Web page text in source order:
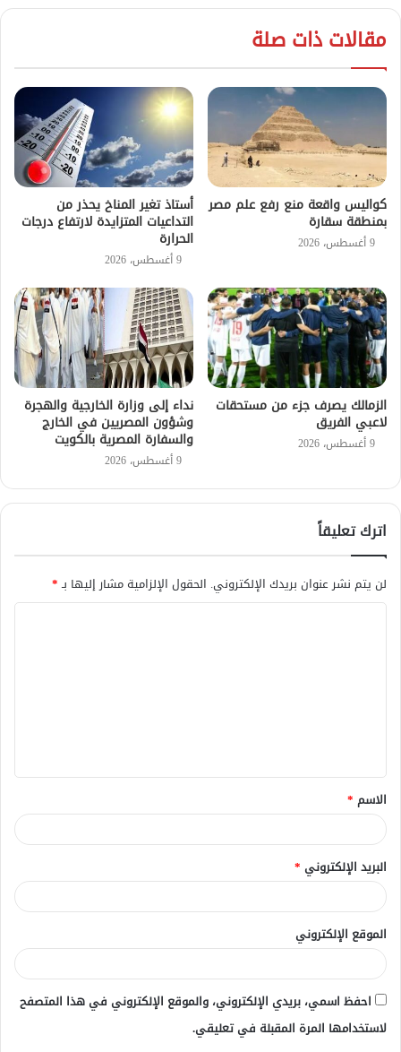
مقالات ذات صلة
كواليس واقعة منع رفع علم مصر
بمنطقة سقارة
9 أغسطس، 2026
أستاذ تغير المناخ يحذر من
التداعيات المتزايدة لارتفاع درجات
الحرارة
9 أغسطس، 2026
الزمالك يصرف جزء من مستحقات
لاعبي الفريق
9 أغسطس، 2026
نداء إلى وزارة الخارجية والهجرة
وشؤون المصريين في الخارج
والسفارة المصرية بالكويت
9 أغسطس، 2026
اترك تعليقاً
لن يتم نشر عنوان بريدك الإلكتروني. الحقول الإلزامية مشار إليها بـ*
ق
*
الاسم *
البريد الإلكتروني *
الموقع الإلكتروني
احفظ اسمي، بريدي الإلكتروني، والموقع الإلكتروني في هذا المتصفح
لاستخدامها المرة المقبلة في تعليقي.